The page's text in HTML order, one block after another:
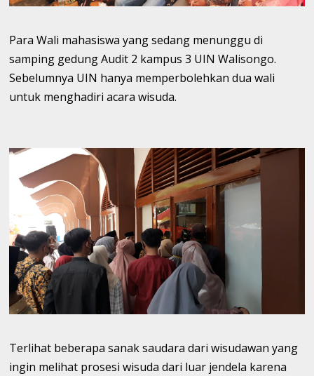
Para Wali mahasiswa yang sedang menunggu di
samping gedung Audit 2 kampus 3 UIN Walisongo.
Sebelumnya UIN hanya memperbolehkan dua wali
untuk menghadiri acara wisuda.
Terlihat beberapa sanak saudara dari wisudawan yang
ingin melihat prosesi wisuda dari luar jendela karena